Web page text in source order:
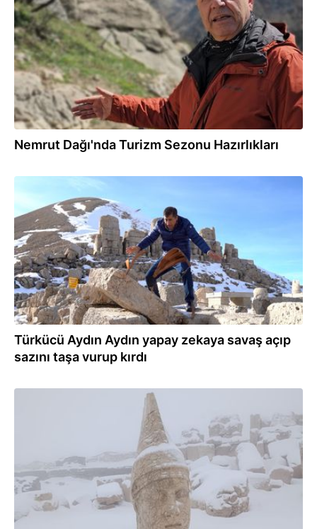
Nemrut Dağı'nda Turizm Sezonu Hazırlıkları
Türkücü Aydın Aydın yapay zekaya savaş açıp
sazını taşa vurup kırdı